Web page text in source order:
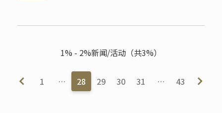
1% - 2%新闻/活动（共3%）
1 … 28 29 30 31 … 43